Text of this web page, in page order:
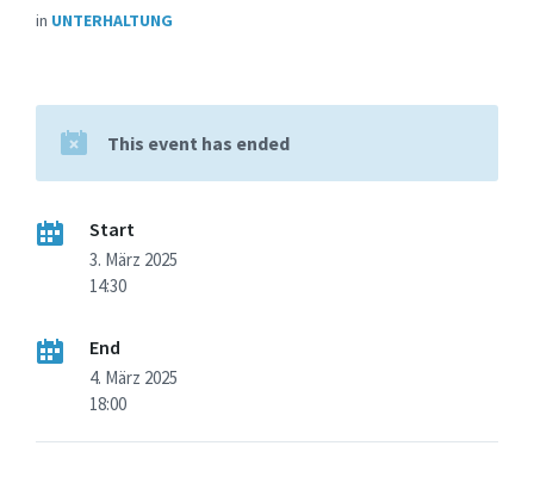
in UNTERHALTUNG
This event has ended
Start
3. März 2025
14:30
End
4. März 2025
18:00